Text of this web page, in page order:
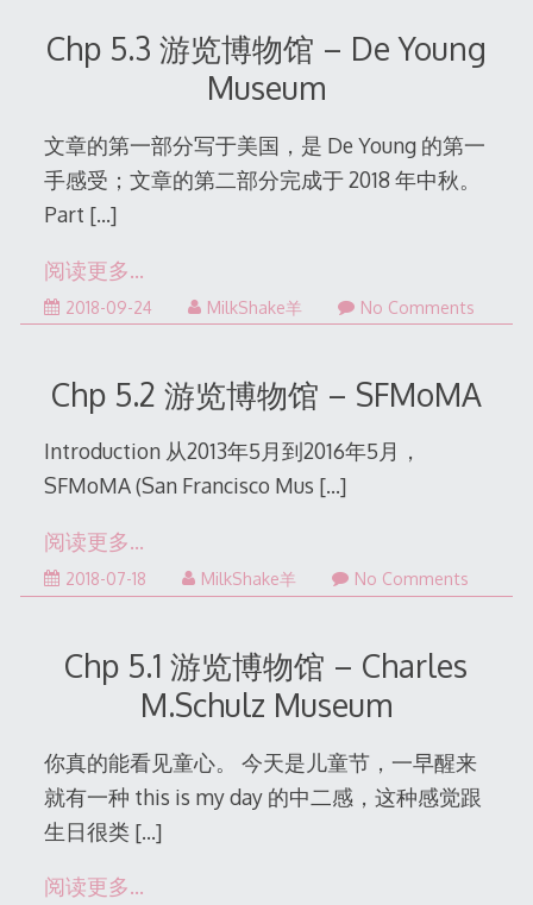
Chp 5.3 游览博物馆 – De Young
Museum
文章的第一部分写于美国，是 De Young 的第一
手感受；文章的第二部分完成于 2018 年中秋。
Part […]
阅读更多…
2018-09-242022-
MilkShake羊 No Comments
Chp 5.2 游览博物馆 – SFMoMA
Introduction 从2013年5月到2016年5月，
SFMoMA (San Francisco Mus […]
阅读更多…
2018-07-182022-
MilkShake羊 No Comments
Chp 5.1 游览博物馆 – Charles
M.Schulz Museum
你真的能看见童心。 今天是儿童节，一早醒来
就有一种 this is my day 的中二感，这种感觉跟
生日很类 […]
阅读更多…